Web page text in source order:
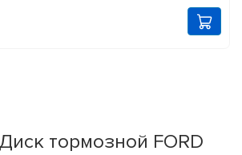
тормозной FORD